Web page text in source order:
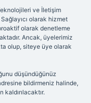
ve İletişim
olarak hizmet
olarak denetleme
Ancak, üyelerimiz
olup, siteye üye olarak
düşündüğünüz
bildirmeniz halinde,